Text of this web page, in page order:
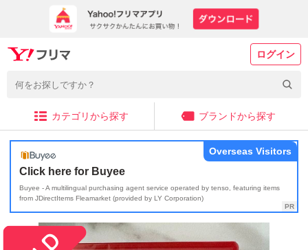
ログイン
カテゴリから探す ブランドから探す
Click here for Buyee
Buyee - A multilingual purchasing agent service operated by tenso, featuring items
from JDirectItems Fleamarket (provided by LY Corporation)
Overseas Visitors